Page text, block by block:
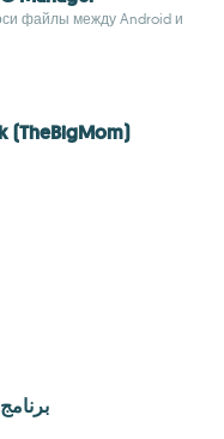
файлы между Android и
(TheBigMom)